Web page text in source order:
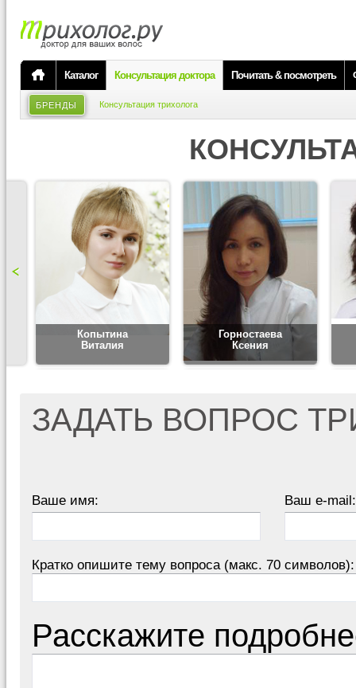
Каталог Консультация доктора Почитать & посмотреть
БРЕНДЫ Консультация трихолога
Копытина
Виталия
Горностаева
Ксения
ЗАДАТЬ ВОПРОС
Ваше имя: Ваш e-mail:
Кратко опишите тему вопроса (макс. 70 символов):
Расскажите